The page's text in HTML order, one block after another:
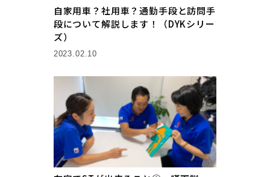
自家用車？社用車？通勤手段と訪問手
段について解説します！（DYKシリー
ズ）
2023.02.10